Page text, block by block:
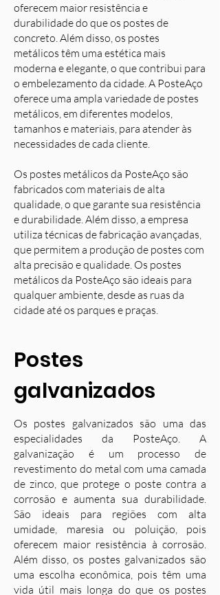
oferecem maior resistência e
durabilidade do que os postes de
concreto. Além disso, os postes
metálicos têm uma estética mais
moderna e elegante, o que contribui para
o embelezamento da cidade. A PosteAço
oferece uma ampla variedade de postes
metálicos, em diferentes modelos,
tamanhos e materiais, para atender às
necessidades de cada cliente.
Os postes metálicos da PosteAço são
fabricados com materiais de alta
qualidade, o que garante sua resistência
e durabilidade. Além disso, a empresa
utiliza técnicas de fabricação avançadas,
que permitem a produção de postes com
alta precisão e qualidade. Os postes
metálicos da PosteAço são ideais para
qualquer ambiente, desde as ruas da
cidade até os parques e praças.
Postes
galvanizados
Os postes galvanizados são uma das
especialidades da PosteAço. A
galvanização é um processo de
revestimento do metal com uma camada
de zinco, que protege o poste contra a
corrosão e aumenta sua durabilidade.
São ideais para regiões com alta
umidade, maresia ou poluição, pois
oferecem maior resistência à corrosão.
Além disso, os postes galvanizados são
uma escolha econômica, pois têm uma
vida útil mais longa do que os postes